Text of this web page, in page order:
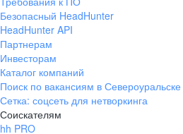
pr@ural.hh.ru
ул. Янковского, д. 169, 7 этаж,
706 каб.
+7 861 205-55-57
pr@krd.hh.ru
Безопасный HeadHunter
HeadHunter API
Партнерам
Инвесторам
Каталог компаний
Поиск по вакансиям в Североуральске
Сетка: соцсеть для нетворкинга
Соискателям
hh PRO